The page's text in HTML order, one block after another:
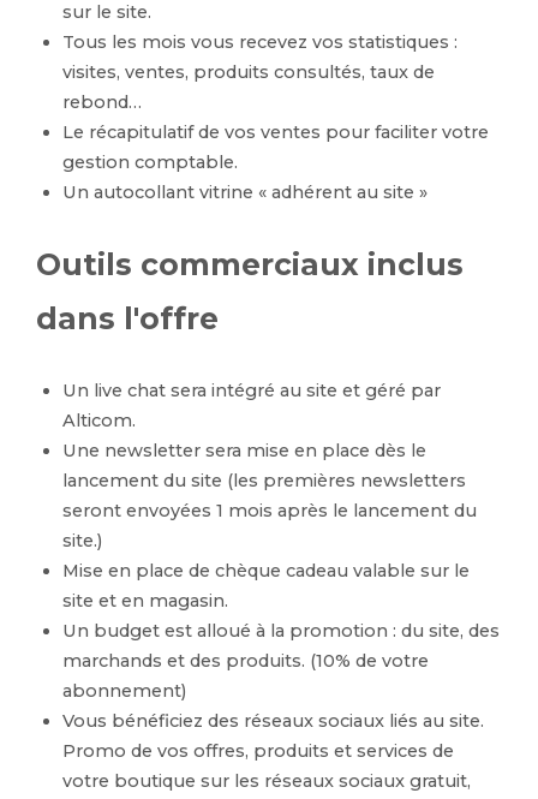
sur le site.
Tous les mois vous recevez vos statistiques :
visites, ventes, produits consultés, taux de
rebond…
Le récapitulatif de vos ventes pour faciliter votre
gestion comptable.
Un autocollant vitrine « adhérent au site »
Outils commerciaux inclus
dans l'offre
Un live chat sera intégré au site et géré par
Alticom.
Une newsletter sera mise en place dès le
lancement du site (les premières newsletters
seront envoyées 1 mois après le lancement du
site.)
Mise en place de chèque cadeau valable sur le
site et en magasin.
Un budget est alloué à la promotion : du site, des
marchands et des produits. (10% de votre
abonnement)
Vous bénéficiez des réseaux sociaux liés au site.
Promo de vos offres, produits et services de
votre boutique sur les réseaux sociaux gratuit,